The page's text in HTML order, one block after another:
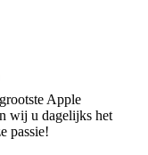
Apple
wij u dagelijks het
passie!